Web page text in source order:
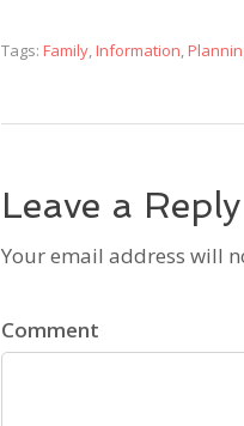
Tags: Family, Information,
Leave a Reply
Your email address will
Comment